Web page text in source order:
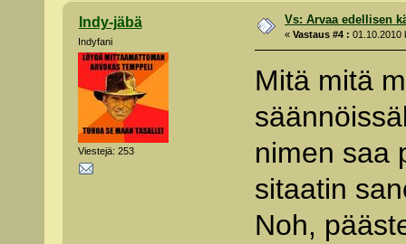
Indy-jäbä
Indyfani
Viestejä: 253
Vs: Arvaa edellisen
«Vastaus #4 : 01.10.2010
Mitä mitä
nimen saa
sitaatin
Noh,